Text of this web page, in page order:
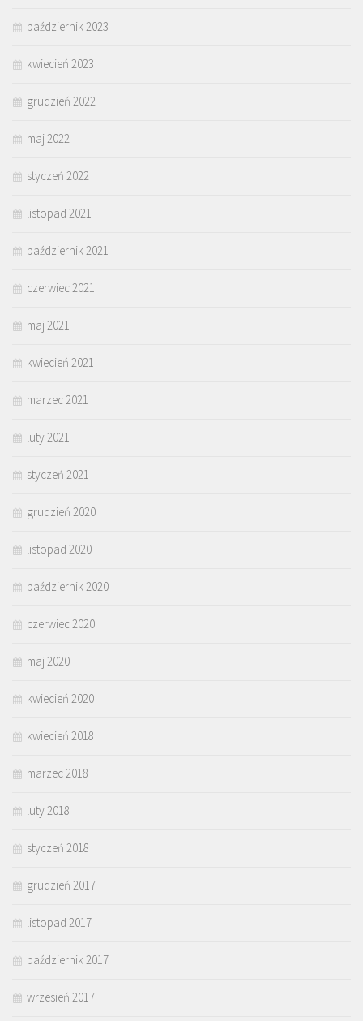
październik 2023
kwiecień 2023
grudzień 2022
maj 2022
styczeń 2022
listopad 2021
październik 2021
czerwiec 2021
maj 2021
kwiecień 2021
marzec 2021
luty 2021
styczeń 2021
grudzień 2020
listopad 2020
październik 2020
czerwiec 2020
maj 2020
kwiecień 2020
kwiecień 2018
marzec 2018
luty 2018
styczeń 2018
grudzień 2017
listopad 2017
październik 2017
wrzesień 2017